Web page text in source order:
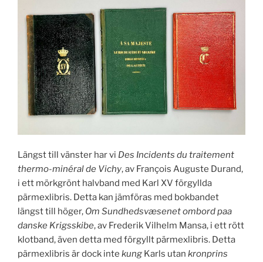
Längst till vänster har vi Des Incidents du traitement
thermo-minéral de Vichy, av François Auguste Durand,
i ett mörkgrönt halvband med Karl XV förgyllda
pärmexlibris. Detta kan jämföras med bokbandet
längst till höger, Om Sundhedsvæsenet ombord paa
danske Krigsskibe, av Frederik Vilhelm Mansa, i ett rött
klotband, även detta med förgyllt pärmexlibris. Detta
pärmexlibris är dock inte kung Karls utan kronprins